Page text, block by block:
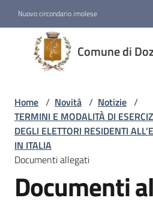
Nuovo circondario imolese
Comune di
Comune
di
Dozza
Amministrazione
Novità
Menu selezionato
Home / Novità / Notizie /
TERMINI E MODALITÀ DI
DEGLI ELETTORI RESIDENTI
IN ITALIA
Documenti allegati
Documenti